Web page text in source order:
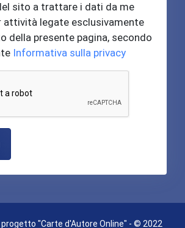
sito a trattare i dati da me
attività legate esclusivamente
della presente pagina, secondo
Informativa sulla privacy
"Carte d'Autore Online" - © 2022